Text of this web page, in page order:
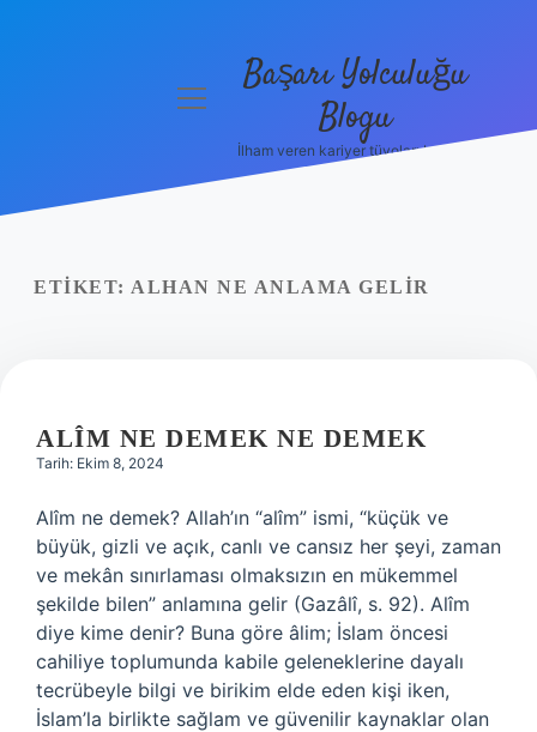
menüyüBaşarı Yolculuğu
Blogu
İlham veren kariyer tüyoları burada!
ETIKET: ALHAN NE ANLAMA GELIR
ALÎM NE DEMEK NE DEMEK
Tarih: Ekim 8, 2024
Alîm ne demek? Allah’ın “alîm” ismi, “küçük ve
büyük, gizli ve açık, canlı ve cansız her şeyi, zaman
ve mekân sınırlaması olmaksızın en mükemmel
şekilde bilen” anlamına gelir (Gazâlî, s. 92). Alîm
diye kime denir? Buna göre âlim; İslam öncesi
cahiliye toplumunda kabile geleneklerine dayalı
tecrübeyle bilgi ve birikim elde eden kişi iken,
İslam’la birlikte sağlam ve güvenilir kaynaklar olan